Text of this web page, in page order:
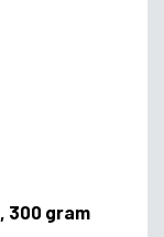
300 gram